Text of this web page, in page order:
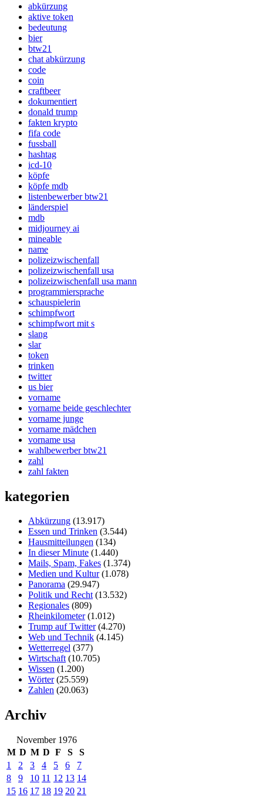
abkürzung
aktive token
bedeutung
bier
btw21
chat abkürzung
code
coin
craftbeer
dokumentiert
donald trump
fakten krypto
fifa code
fussball
hashtag
icd-10
köpfe
köpfe mdb
listenbewerber btw21
länderspiel
mdb
midjourney ai
mineable
name
polizeizwischenfall
polizeizwischenfall usa
polizeizwischenfall usa mann
programmiersprache
schauspielerin
schimpfwort
schimpfwort mit s
slang
slar
token
trinken
twitter
us bier
vorname
vorname beide geschlechter
vorname junge
vorname mädchen
vorname usa
wahlbewerber btw21
zahl
zahl fakten
kategorien
Abkürzung (13.917)
Essen und Trinken (3.544)
Hausmitteilungen (134)
In dieser Minute (1.440)
Mails, Spam, Fakes (1.374)
Medien und Kultur(1.078)
Panorama (29.947)
Politik und Recht(13.532)
Regionales (809)
Rheinkilometer(1.012)
Trump auf Twitter(4.270)
Web und Technik (4.145)
Wetterregel (377)
Wirtschaft(10.705)
Wissen (1.200)
Wörter(25.559)
Zahlen (20.063)
Archiv
November 1976
M D M D F S
S
1
2 3 4 5 6
7
8
9 10 11 12 13 14
15 16 17 18 19 20 21